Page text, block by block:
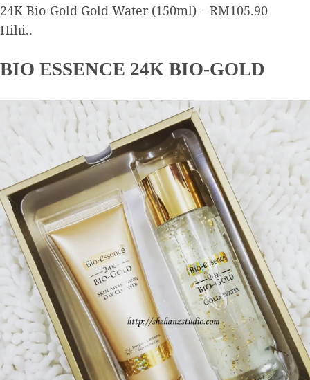
24K Bio-Gold Gold Water (150ml) – RM105.90
Hihi..
BIO ESSENCE 24K BIO-GOLD